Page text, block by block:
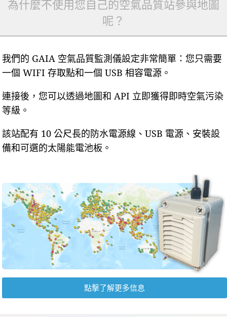
為什麼不使用您自己的空氣品質站參與地圖
呢？
我們的 GAIA 空氣品質監測儀設定非常簡單：您只需要
一個 WIFI 存取點和一個 USB 相容電源。
連接後，您可以透過地圖和 API 立即獲得即時空氣污染
等級。
該站配有 10 公尺長的防水電源線、USB 電源、安裝設
備和可選的太陽能電池板。
點擊了解更多信息